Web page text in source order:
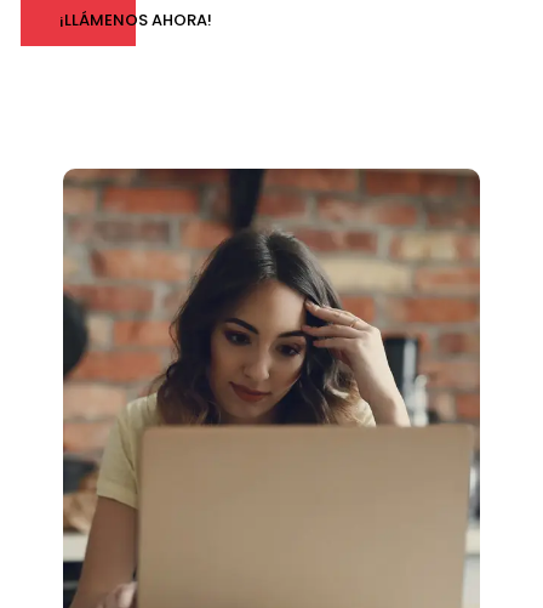
¡LLÁMENOS AHORA!